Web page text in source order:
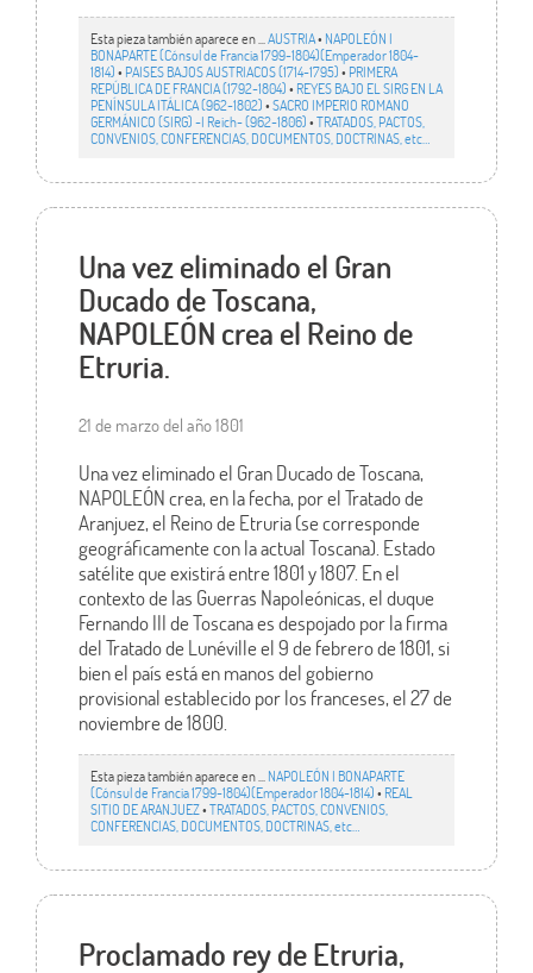
Esta pieza también aparece en ... AUSTRIA• NAPOLEÓN I
BONAPARTE (Cónsul de Francia 1799-1804)(Emperador 1804-
1814)• PAISES BAJOS AUSTRIACOS (1714-1795)• PRIMERA
REPÚBLICA DE FRANCIA (1792-1804)• REYES BAJO EL SIRG EN LA
PENÍNSULA ITÁLICA (962-1802)•SACRO IMPERIO ROMANO
GERMÁNICO (SIRG) -I Reich- (962-1806)•TRATADOS, PACTOS,
CONVENIOS, CONFERENCIAS, DOCUMENTOS, DOCTRINAS, etc…
Una vez eliminado el Gran
Ducado de Toscana,
NAPOLEÓN crea el Reino de
Etruria.
21 de marzo del año 1801
Una vez eliminado el Gran Ducado de Toscana,
NAPOLEÓN crea, en la fecha, por el Tratado de
Aranjuez, el Reino de Etruria (se corresponde
geográficamente con la actual Toscana). Estado
satélite que existirá entre 1801 y 1807. En el
contexto de las Guerras Napoleónicas, el duque
Fernando III de Toscana es despojado por la firma
del Tratado de Lunéville el 9 de febrero de 1801, si
bien el país está en manos del gobierno
provisional establecido por los franceses, el 27 de
noviembre de 1800.
Esta pieza también aparece en ... NAPOLEÓN I BONAPARTE
(Cónsul de Francia 1799-1804)(Emperador 1804-1814)• REAL
SITIO DE ARANJUEZ•TRATADOS, PACTOS, CONVENIOS,
CONFERENCIAS, DOCUMENTOS, DOCTRINAS, etc…
Proclamado rey de Etruria,